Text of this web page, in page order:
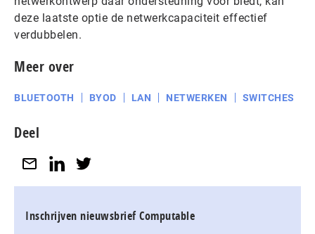
deze laatste optie de netwerkcapaciteit effectief
verdubbelen.
Meer over
BLUETOOTH BYOD LAN NETWERKEN SWITCHES
Deel
Inschrijven nieuwsbrief Computable